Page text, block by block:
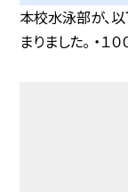
本校水泳部が、
まりました。 ・１